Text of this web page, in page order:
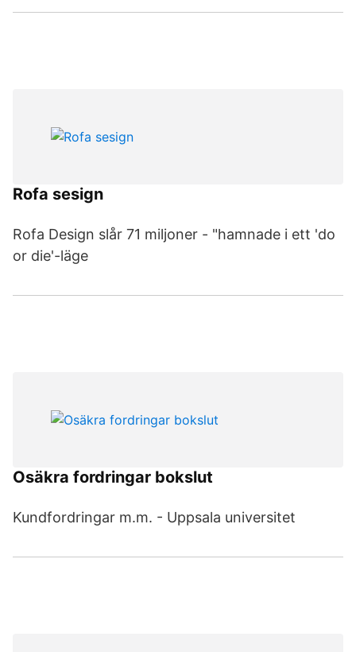
Rofa sesign
Rofa Design slår 71 miljoner - "hamnade i ett 'do
or die'-läge
Osäkra fordringar bokslut
Kundfordringar m.m. - Uppsala universitet